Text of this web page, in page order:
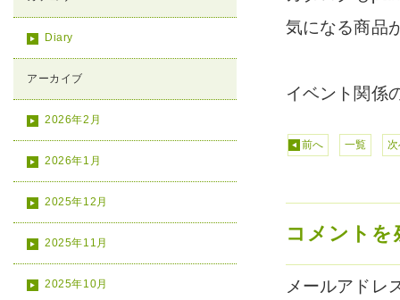
Diary
アーカイブ
2026年2月
2026年1月
2025年12月
2025年11月
2025年10月
気になる商品
イベント関係
前へ 一覧
コメントを
メールアドレ